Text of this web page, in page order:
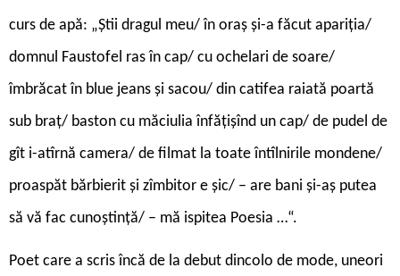
curs de apă: „Știi dragul meu/ în oraș și-a făcut apariția/
domnul Faustofel ras în cap/ cu ochelari de soare/
îmbrăcat în blue jeans și sacou/ din catifea raiată poartă
sub braț/ baston cu măciulia înfățișînd un cap/ de pudel de
gît i-atîrnă camera/ de filmat la toate întîlnirile mondene/
proaspăt bărbierit și zîmbitor e șic/ – are bani și-aș putea
să vă fac cunoștință/ – mă ispitea Poesia …“.
Poet care a scris încă de la debut dincolo de mode, uneori